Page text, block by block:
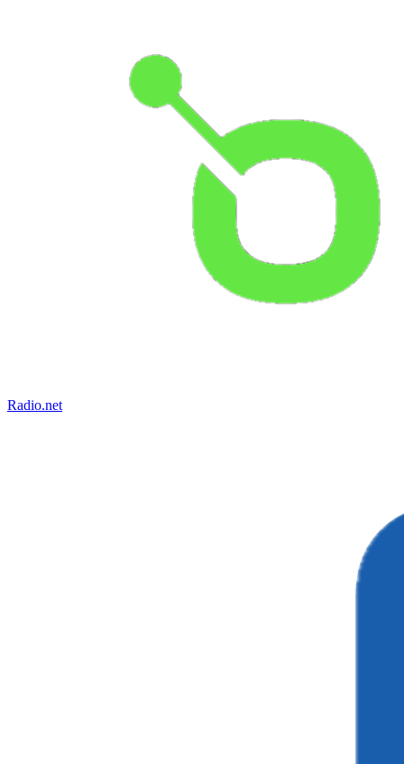
Radio.net